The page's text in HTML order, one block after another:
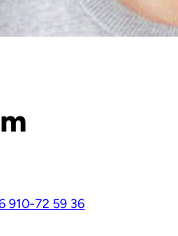
910-72 59 36